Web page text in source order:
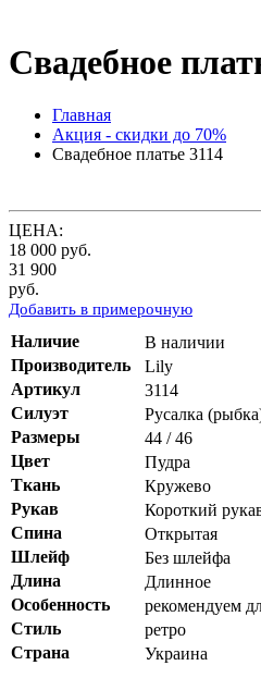
Свадебное
Главная
Акция - скидки до 70%
Свадебное платье 3114
ЦЕНА:
18 000 руб.
31 900
руб.
Добавить в примерочную
Наличие
В наличии
Производитель
Lily
Артикул
3114
Силуэт
Русалка
Размеры
44 / 46
Цвет
Пудра
Ткань
Кружево
Рукав
Короткий
Спина
Открытая
Шлейф
Без шлейфа
Длина
Длинное
Особенность
рекомендуем
Стиль
ретро
Страна
Украина